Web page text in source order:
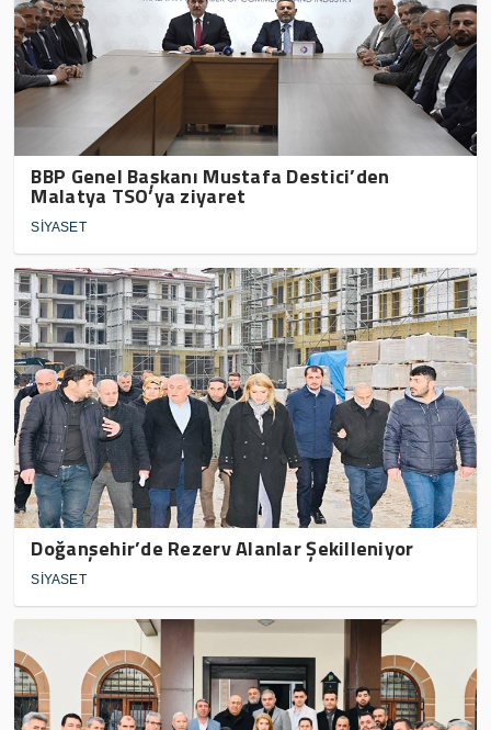
BBP Genel Başkanı Mustafa Destici’den
Malatya TSO’ya ziyaret
SİYASET
Doğanşehir’de Rezerv Alanlar Şekilleniyor
SİYASET